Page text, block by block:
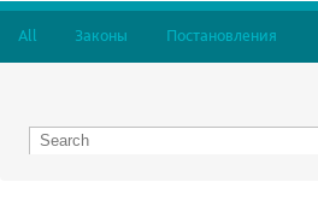
All Законы Постановления